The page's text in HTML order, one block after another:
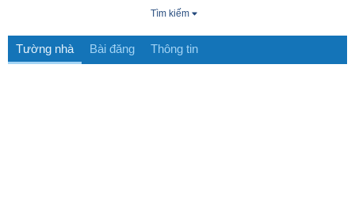
Tìm kiếm
Tường nhà Bài đăng Thông tin